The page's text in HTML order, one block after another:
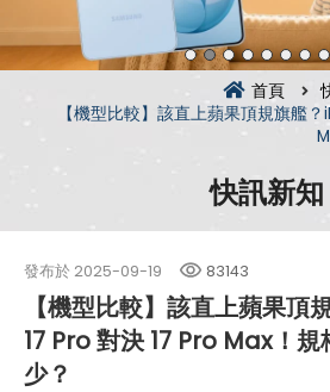
首頁
【機型比較】該直上蘋果頂規旗艦
快訊新知
發布於 2025-09-19 83143
【機型比較】該直上蘋果頂
17 Pro 對決 17 Pro Max！
少？